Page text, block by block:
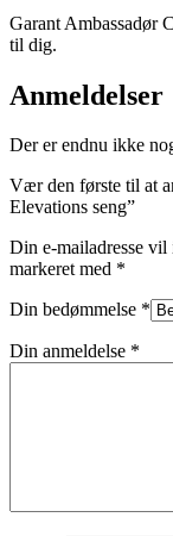
Garant Ambassadør
til dig.
Anmeldelser
Der er endnu ikke
Vær den første til at
Elevations seng”
Din e-mailadresse
markeret med *
Din bedømmelse *
Din anmeldelse *